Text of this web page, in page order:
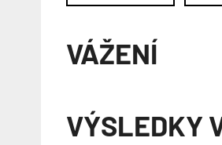
VÁŽENÍ
VÝSLEDKY